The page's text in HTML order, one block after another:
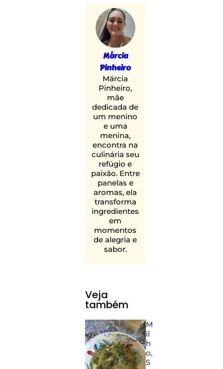
Márcia
Pinheiro
Márcia
Pinheiro,
mãe
dedicada de
um menino
e uma
menina,
encontra na
culinária seu
refúgio e
paixão. Entre
panelas e
aromas, ela
transforma
ingredientes
em
momentos
de alegria e
sabor.
Veja
também
M
il
h
o,
S